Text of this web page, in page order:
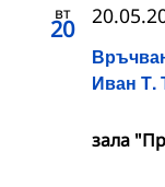
вт
20
Иван Т.
зала